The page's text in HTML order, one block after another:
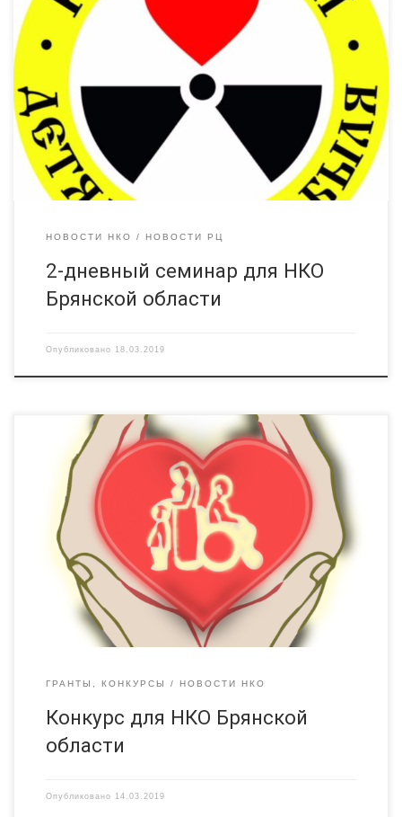
Уважаемые коллеги, В в региональной чернобыльской
общественной организации «Радимичи – детям Чернобыля»
21-22 марта 2019 года состоится двухдневный семинар
«Ресурсы и возможности некоммерческого сектора
Брянской области». — Начало работы семинара 21 марта в
11.00. — Участникам, которые будут проживать в гостинице,
необходимо иметь с собой паспорта. Заселение в гостиницу
будет […]
НОВОСТИ НКО НОВОСТИ РЦ
2-дневный семинар для НКО
Брянской области
Опубликовано 18.03.2019
в рамках подпрограммы «Содействие развитию институтов
гражданского общества и государственная поддержка
социально ориентированных некоммерческих организаций
Брянской области» государственной программы
«Социальная и демографическая политика Брянской
области» Департамент семьи, социальной и демографической
политики Брянской области приглашает социально
ориентированные некоммерческие организации,
зарегистрированные и действующие на территории Брянской
области, принять участие в конкурсном отборе […]
ГРАНТЫ, КОНКУРСЫ НОВОСТИ НКО
Конкурс для НКО Брянской
области
Опубликовано 14.03.2019